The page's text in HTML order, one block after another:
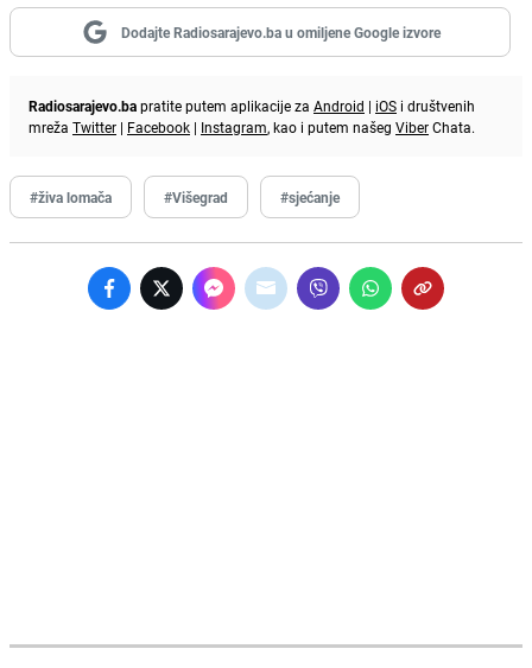
Dodajte Radiosarajevo.ba u omiljene Google izvore
Radiosarajevo.bapratite putem aplikacije za Android | iOS i društvenih
mreža Twitter | Facebook | Instagram, kao i putem našeg ViberChata.
#živa lomača #Višegrad #sjećanje